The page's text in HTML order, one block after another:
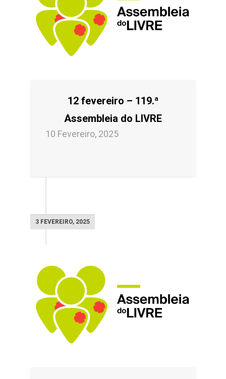
12 fevereiro – 119.ª
Assembleia do LIVRE
10 Fevereiro, 2025
3 FEVEREIRO, 2025